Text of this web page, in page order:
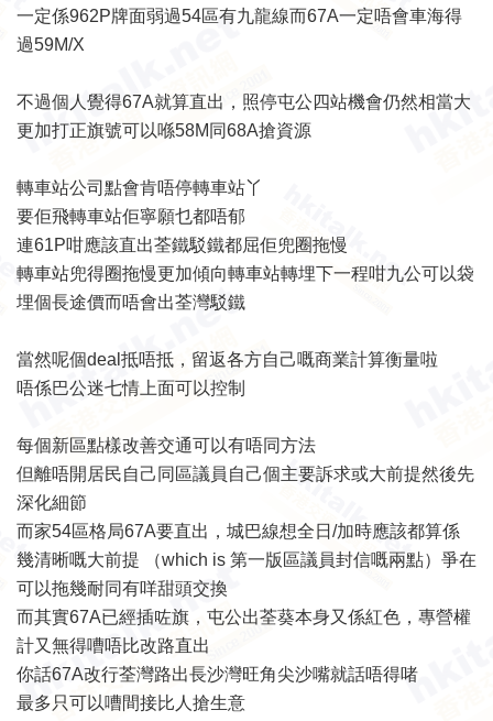
一定係962P牌面弱過54區有九龍線而67A一定唔會車海得
過59M/X
不過個人覺得67A就算直出，照停屯公四站機會仍然相當大
更加打正旗號可以喺58M同68A搶資源
轉車站公司點會肯唔停轉車站丫
要佢飛轉車站佢寧願乜都唔郁
連61P咁應該直出荃鐵駁鐵都屈佢兜圈拖慢
轉車站兜得圈拖慢更加傾向轉車站轉埋下一程咁九公可以袋
埋個長途價而唔會出荃灣駁鐵
當然呢個deal抵唔抵，留返各方自己嘅商業計算衡量啦
唔係巴公迷七情上面可以控制
每個新區點樣改善交通可以有唔同方法
但離唔開居民自己同區議員自己個主要訴求或大前提然後先
深化細節
而家54區格局67A要直出，城巴線想全日/加時應該都算係
幾清晰嘅大前提 （which is 第一版區議員封信嘅兩點）爭在
可以拖幾耐同有咩甜頭交換
而其實67A已經插咗旗，屯公出荃葵本身又係紅色，專營權
計又無得嘈唔比改路直出
你話67A改行荃灣路出長沙灣旺角尖沙嘴就話唔得啫
最多只可以嘈間接比人搶生意